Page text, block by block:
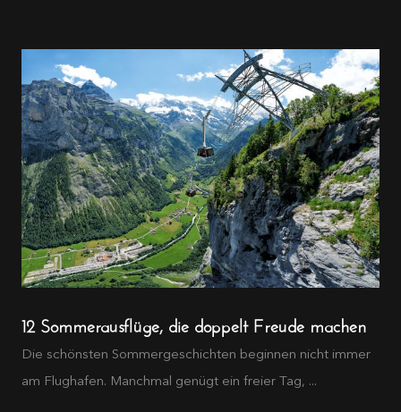
12 Sommerausflüge, die doppelt Freude machen
Die schönsten Sommergeschichten beginnen nicht immer
am Flughafen. Manchmal genügt ein freier Tag, ...